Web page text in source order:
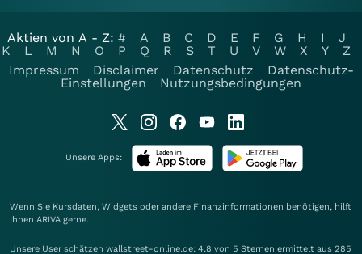
Aktien von A - Z: # A B C D E F G H I
J
K
L M N O P Q R S T U V W X Y
Z
Impressum
Disclaimer Datenschutz
Datenschutz-
Einstellungen
Nutzungsbedingungen
Unsere Apps:
Wenn Sie Kursdaten, Widgets oder andere Finanzinformationen benötigen, hilft
Ihnen ARIVA gerne.
Unsere User schätzen wallstreet-online.de: 4.8 von 5 Sternen ermittelt aus 285